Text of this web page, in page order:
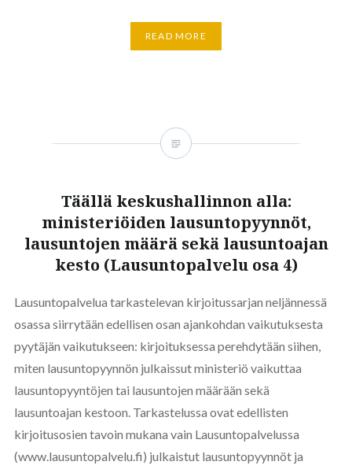
READ MORE
Täällä keskushallinnon alla:
ministeriöiden lausuntopyynnöt,
lausuntojen määrä sekä lausuntoajan
kesto (Lausuntopalvelu osa 4)
Lausuntopalvelua tarkastelevan kirjoitussarjan neljännessä
osassa siirrytään edellisen osan ajankohdan vaikutuksesta
pyytäjän vaikutukseen: kirjoituksessa perehdytään siihen,
miten lausuntopyynnön julkaissut ministeriö vaikuttaa
lausuntopyyntöjen tai lausuntojen määrään sekä
lausuntoajan kestoon. Tarkastelussa ovat edellisten
kirjoitusosien tavoin mukana vain Lausuntopalvelussa
(www.lausuntopalvelu.fi) julkaistut lausuntopyynnöt ja